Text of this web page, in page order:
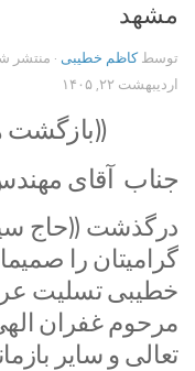
مشهد
توسطکاظم خطیبی · منتشر
اردیبهشت ۲۲, ۱۴۰۵
جناب آقای
درگذشت ((حاج
گرامیتان را
خطیبی تسلیت
مرحوم غفران
تعالی و سایر